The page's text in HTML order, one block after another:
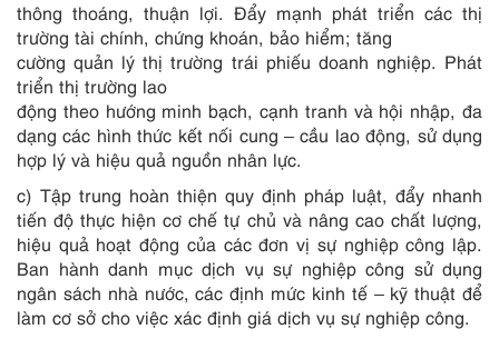
thông thoáng, thuận lợi. Đẩy mạnh phát triển các thị
trường tài chính, chứng khoán, bảo hiểm; tăng
cường quản lý thị trường trái phiếu doanh nghiệp. Phát
triển thị trường lao
động theo hướng minh bạch, cạnh tranh và hội nhập, đa
dạng các hình thức kết nối cung – cầu lao động, sử dụng
hợp lý và hiệu quả nguồn nhân lực.
c) Tập trung hoàn thiện quy định pháp luật, đẩy nhanh
tiến độ thực hiện cơ chế tự chủ và nâng cao chất lượng,
hiệu quả hoạt động của các đơn vị sự nghiệp công lập.
Ban hành danh mục dịch vụ sự nghiệp công sử dụng
ngân sách nhà nước, các định mức kinh tế – kỹ thuật để
làm cơ sở cho việc xác định giá dịch vụ sự nghiệp công.